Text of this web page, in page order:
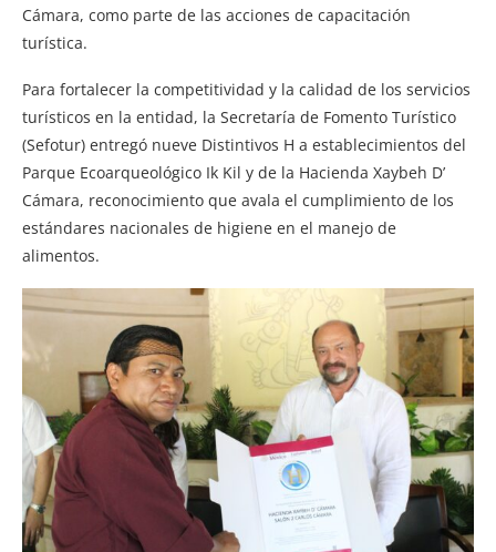
Cámara, como parte de las acciones de capacitación
turística.
Para fortalecer la competitividad y la calidad de los servicios
turísticos en la entidad, la Secretaría de Fomento Turístico
(Sefotur) entregó nueve Distintivos H a establecimientos del
Parque Ecoarqueológico Ik Kil y de la Hacienda Xaybeh D’
Cámara, reconocimiento que avala el cumplimiento de los
estándares nacionales de higiene en el manejo de
alimentos.